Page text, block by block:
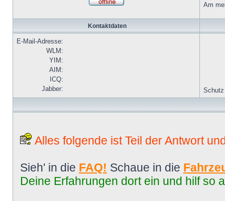
Am
Kontaktdaten
E-Mail-Adresse:
WLM:
YIM:
AIM:
ICQ:
Jabber:
Schutz
Alles folgende ist Teil der Antwort
Sieh' in die FAQ! Schaue in die
Deine Erfahrungen dort ein und hilf so